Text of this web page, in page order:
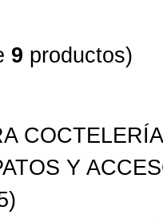
9 productos)
COCTELERÍA
Y